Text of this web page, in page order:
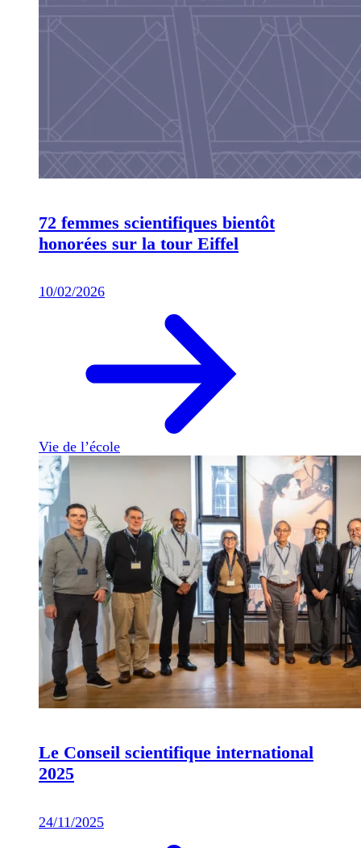
72 femmes scientifiques bientôt
honorées sur la tour Eiffel
10/02/2026
Vie de l’école
Le Conseil scientifique international
2025
24/11/2025